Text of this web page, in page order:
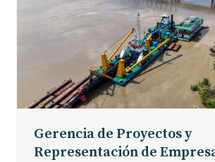
Gerencia de Proyectos y
Representación de